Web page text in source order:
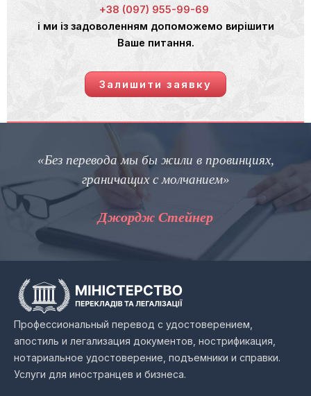
+38 (097) 955-99-69
і ми із задоволенням допоможемо вирішити
Ваше питання.
Залишити заявку
«Без перевода мы бы жили в провинциях,
граничащих с молчанием»
Джордж Стейнер
Профессиональный перевод с удостоверением,
апостиль и легализация документов, нострификация,
нотариальное удостоверение, подъемники и справки.
Услуги для иностранцев и бизнеса.